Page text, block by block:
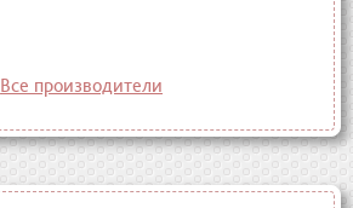
Все производители